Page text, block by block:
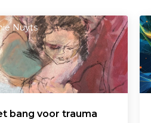
Nuyts
bang voor trauma